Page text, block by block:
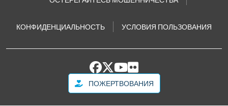
КОНФИДЕНЦИАЛЬНОСТЬ УСЛОВИЯ ПОЛЬЗОВАНИЯ
ПОЖЕРТВОВАНИЯ